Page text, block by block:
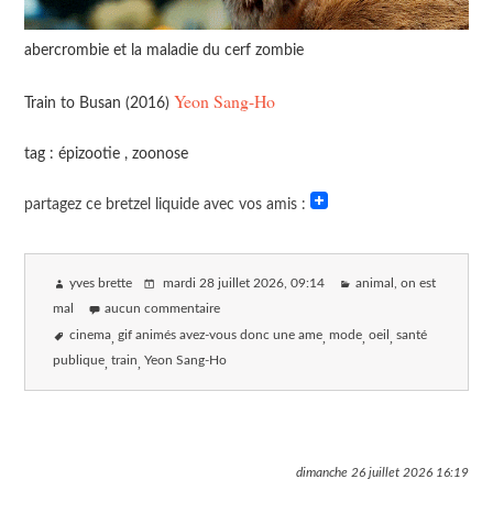
abercrombie et la maladie du cerf zombie
Train to Busan (2016) Yeon Sang-Ho
tag : épizootie , zoonose
partagez ce bretzel liquide avec vos amis :
yves brette mardi 28 juillet 2026 , 09:14 animal, on est
mal aucun commentaire
cinema gif animés avez-vous donc une ame mode oeil santé
publique train Yeon Sang-Ho
dimanche 26 juillet 202616:19